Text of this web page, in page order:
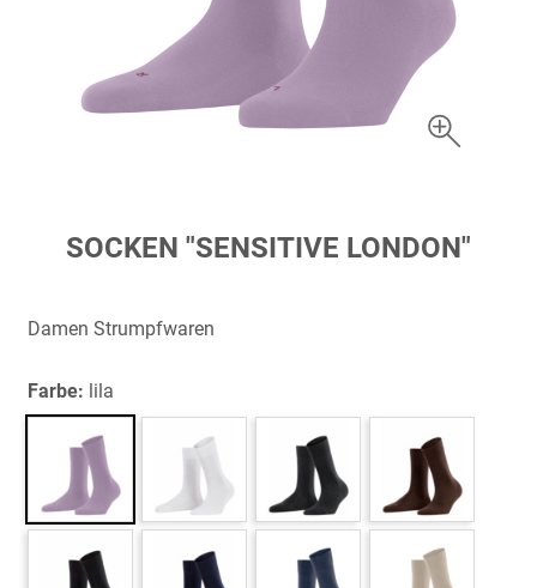
Anfang
springen
SOCKEN "SENSITIVE LONDON"
Damen Strumpfwaren
Farbe: lila